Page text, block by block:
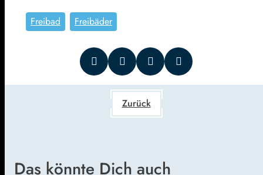
Freibad Freibäder
Zurück
Das könnte Dich auch